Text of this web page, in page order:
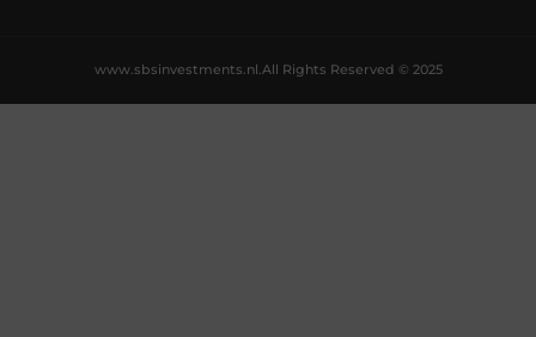
All Rights Reserved © 2025
www.sbsinvestments.nl.